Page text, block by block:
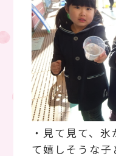
・見て見て、
て嬉しそうな子